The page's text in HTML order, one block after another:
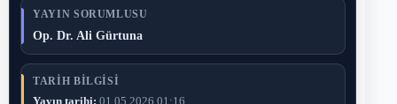
YAYIN SORUMLUSU
Op. Dr. Ali Gürtuna
TARIH BILGISI
Yayın tarihi: 01.05.2026 01:16